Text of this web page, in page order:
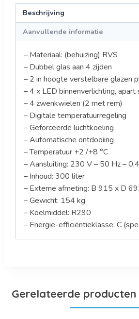
Beschrijving
Aanvullende informatie
– Materiaal: (behuizing) RVS
– Dubbel glas aan 4 zijden
– 2 in hoogte verstelbare glazen
– 4 x LED binnenverlichting, apart
– 4 zwenkwielen (2 met rem)
– Digitale temperatuurregeling
– Geforceerde luchtkoeling
– Automatische ontdooiing
– Temperatuur +2 /+8 °C
– Aansluiting: 230 V – 50 Hz –
– Inhoud: 300 liter
– Externe afmeting: B 915 x D
– Gewicht: 154 kg
– Koelmiddel: R290
– Energie-efficiëntieklasse: C
Gerelateerde producten